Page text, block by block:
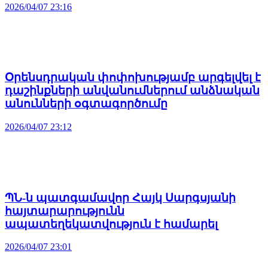
2026/04/07 23:16
Օրենսդրական փոփոխությամբ արգելվել է
դաշինքների անվանումներում անձնական
անունների օգտագործումը
2026/04/07 23:12
ՊՆ-ն պատգամավոր Հայկ Սարգսյանի
հայտարարությունն
ապատեղեկատվություն է համարել
2026/04/07 23:01